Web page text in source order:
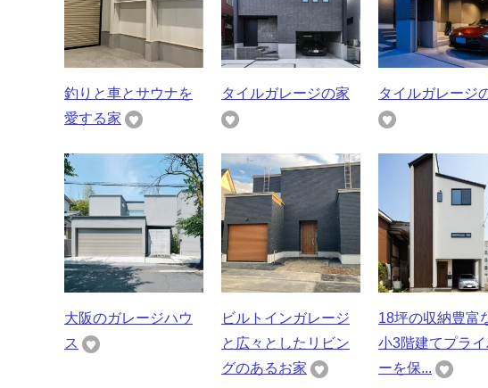
釣りと車とサウナを
愛する家
タイルガレージの家 タイルガレージ
大阪のガレージハウ
ス
ビルトインガレージ
と広々としたリビン
グのあるお家
18坪の収納豊富
小3階建てプラ
ーを保...